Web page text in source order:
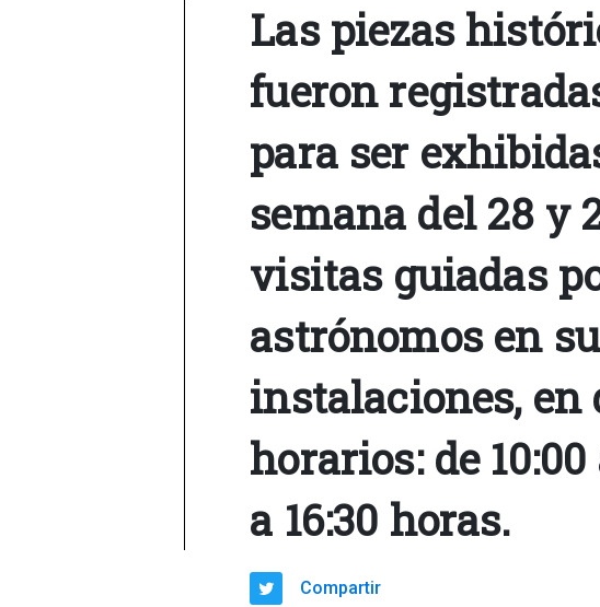
Las piezas
fueron
para ser
semana del 28 y
visitas guiadas
astrónomos en
instalaciones, en
horarios: de 10:00
a 16:30 horas.
Compartir